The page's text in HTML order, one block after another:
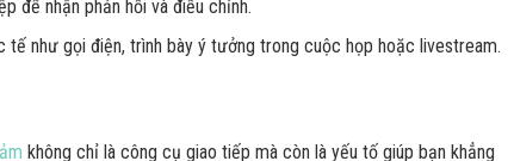
để nhận phản hồi và điều chỉnh.
tế như gọi điện, trình bày ý tưởng trong cuộc họp hoặc livestream.
không chỉ là công cụ giao tiếp mà còn là yếu tố giúp bạn khẳng